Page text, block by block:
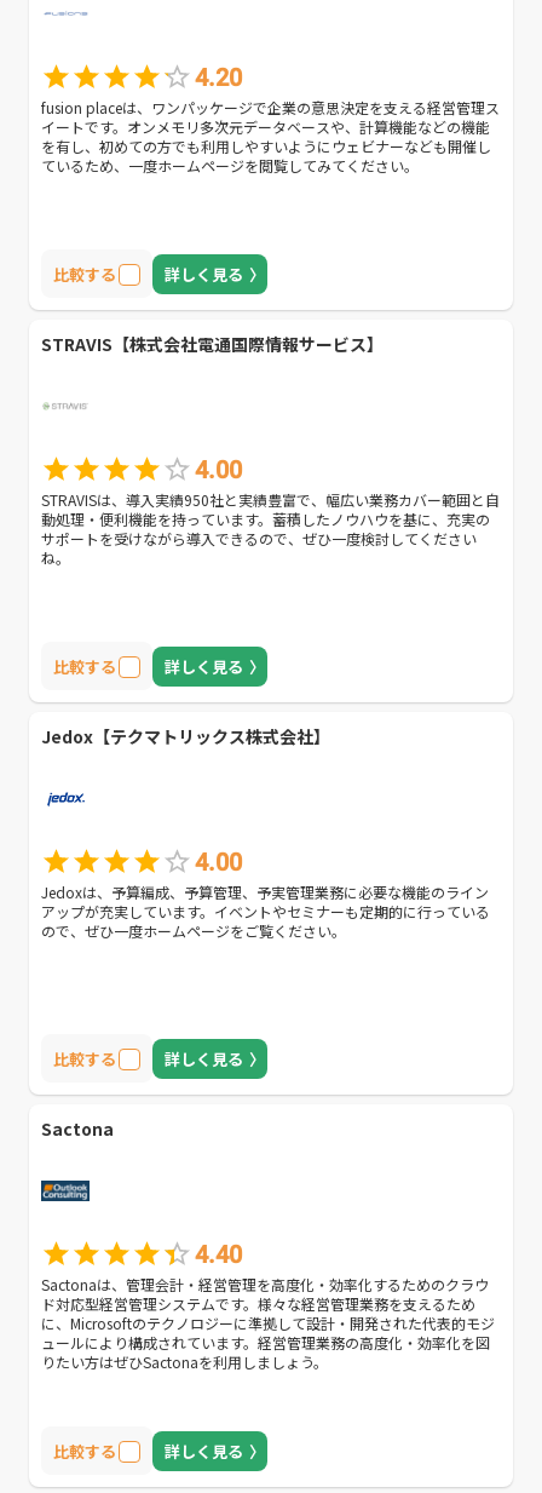
4.20
fusion placeは、ワンパッケージで企業の意思決定を支える経営管理ス
イートです。オンメモリ多次元データベースや、計算機能などの機能
を有し、初めての方でも利用しやすいようにウェビナーなども開催し
ているため、一度ホームページを閲覧してみてください。
比較する 詳しく見る
STRAVIS【株式会社電通国際情報サービス】
4.00
STRAVISは、導入実績950社と実績豊富で、幅広い業務カバー範囲と自
動処理・便利機能を持っています。蓄積したノウハウを基に、充実の
サポートを受けながら導入できるので、ぜひ一度検討してください
ね。
比較する 詳しく見る
Jedox【テクマトリックス株式会社】
4.00
Jedoxは、予算編成、予算管理、予実管理業務に必要な機能のライン
アップが充実しています。イベントやセミナーも定期的に行っている
ので、ぜひ一度ホームページをご覧ください。
比較する 詳しく見る
Sactona
4.40
Sactonaは、管理会計・経営管理を高度化・効率化するためのクラウ
ド対応型経営管理システムです。様々な経営管理業務を支えるため
に、Microsoftのテクノロジーに準拠して設計・開発された代表的モジ
ュールにより構成されています。経営管理業務の高度化・効率化を図
りたい方はぜひSactonaを利用しましょう。
比較する 詳しく見る